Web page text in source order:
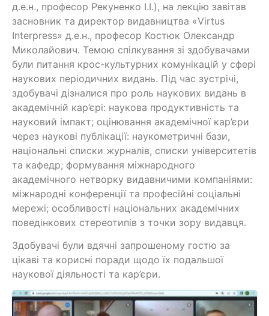
д.е.н., професор Рекуненко І.І.), на лекцію завітав
засновник та директор видавництва «Virtus
Interpress» д.е.н., професор Костюк Олександр
Миколайович. Темою спілкування зі здобувачами
були питання крос-культурних комунікацій у сфері
наукових періодичних видань. Під час зустрічі,
здобувачі дізналися про роль наукових видань в
академічній кар’єрі: наукова продуктивність та
науковий імпакт; оцінювання академічної кар’єри
через наукові публікації: наукометричні бази,
національні списки журналів, списки університетів
та кафедр; формування міжнародного
академічного нетворку видавничими компаніями:
міжнародні конференції та професійні соціальні
мережі; особливості національних академічних
поведінкових стереотипів з точки зору видавця.
Здобувачі були вдячні запрошеному гостю за
цікаві та корисні поради щодо їх подальшої
наукової діяльності та кар’єри.